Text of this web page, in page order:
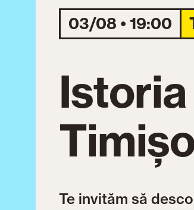
03/08 • 19:00
Te invităm să